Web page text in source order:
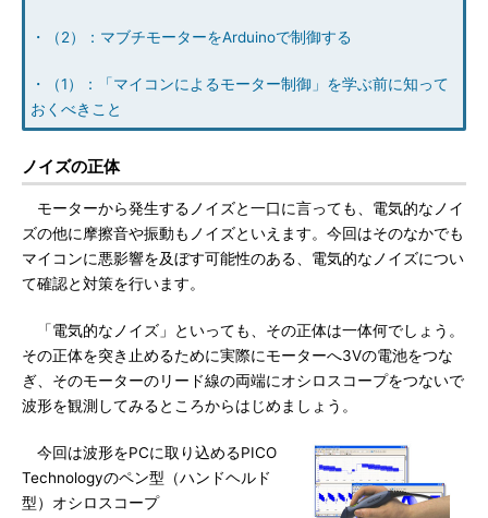
・（2）：マブチモーターをArduinoで制御する
・（1）：「マイコンによるモーター制御」を学ぶ前に知って
おくべきこと
ノイズの正体
モーターから発生するノイズと一口に言っても、電気的なノイ
ズの他に摩擦音や振動もノイズといえます。今回はそのなかでも
マイコンに悪影響を及ぼす可能性のある、電気的なノイズについ
て確認と対策を行います。
「電気的なノイズ」といっても、その正体は一体何でしょう。
その正体を突き止めるために実際にモーターへ3Vの電池をつな
ぎ、そのモーターのリード線の両端にオシロスコープをつないで
波形を観測してみるところからはじめましょう。
今回は波形をPCに取り込めるPICO
Technologyのペン型（ハンドヘルド
型）オシロスコープ